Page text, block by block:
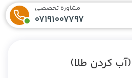
مشاوره تخصصی
07191007797
کردن طلا)